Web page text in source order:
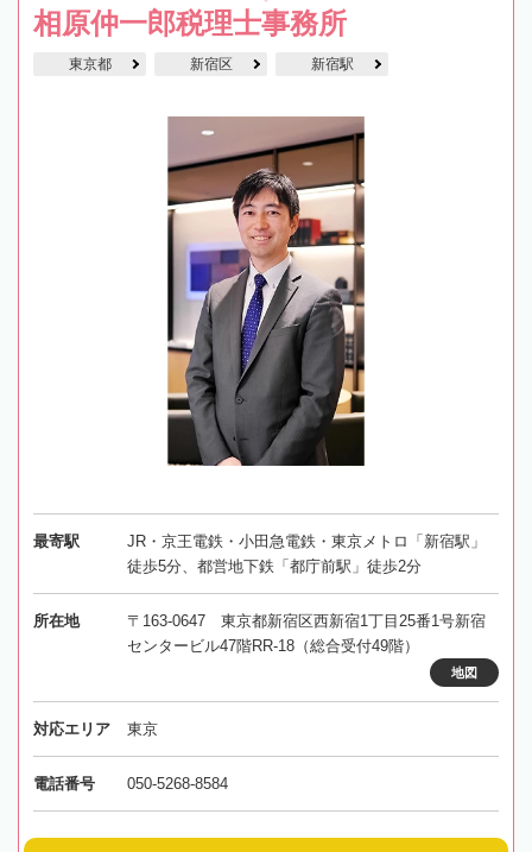
相原仲一郎税理士事務所
東京都 新宿区 新宿駅
最寄駅
JR・京王電鉄・小田急電鉄・東京メトロ「新宿駅」
徒歩5分、都営地下鉄「都庁前駅」徒歩2分
所在地
〒163-0647 東京都新宿区西新宿1丁目25番1号新宿
センタービル47階RR-18（総合受付49階）
地図
対応エリア 東京
電話番号 050-5268-8584